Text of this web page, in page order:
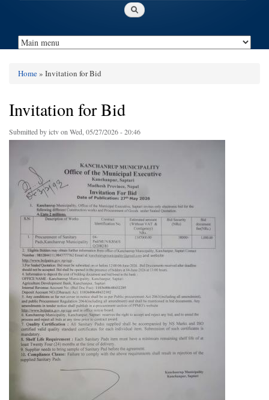
Home» Invitation for Bid
Invitation for Bid
Submitted byictvon Wed, 05/27/2026 - 20:46